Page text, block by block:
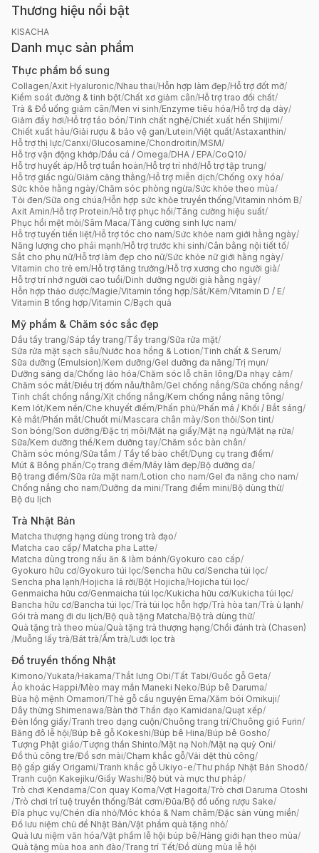
Thương hiệu nổi bật
KISACHA
Danh mục sản phẩm
Thực phẩm bổ sung
Collagen/Axit Hyaluronic/Nhau thai/Hỗn hợp làm đẹp/Hỗ trợ đốt mỡ/
Kiểm soát đường & tinh bột/Chất xơ giảm cân/Hỗ trợ trao đổi chất/
Trà & Đồ uống giảm cân/Men vi sinh/Enzyme tiêu hóa/Hỗ trợ dạ dày/
Giảm đầy hơi/Hỗ trợ táo bón/Tinh chất nghệ/Chiết xuất hến Shijimi/
Chiết xuất hàu/Giải rượu & bảo vệ gan/Lutein/Việt quất/Astaxanthin/
Hỗ trợ thị lực/Canxi/Glucosamine/Chondroitin/MSM/
Hỗ trợ vận động khớp/Dầu cá / Omega/DHA / EPA/CoQ10/
Hỗ trợ huyết áp/Hỗ trợ tuần hoàn/Hỗ trợ trí nhớ/Hỗ trợ tập trung/
Hỗ trợ giấc ngủ/Giảm căng thẳng/Hỗ trợ miễn dịch/Chống oxy hóa/
Sức khỏe hằng ngày/Chăm sóc phòng ngừa/Sức khỏe theo mùa/
Tỏi đen/Sữa ong chúa/Hỗn hợp sức khỏe truyền thống/Vitamin nhóm B/
Axit Amin/Hỗ trợ Protein/Hỗ trợ phục hồi/Tăng cường hiệu suất/
Phục hồi mệt mỏi/Sâm Maca/Tăng cường sinh lực nam/
Hỗ trợ tuyến tiền liệt/Hỗ trợ tóc cho nam/Sức khỏe nam giới hằng ngày/
Năng lượng cho phái mạnh/Hỗ trợ trước khi sinh/Cân bằng nội tiết tố/
Sắt cho phụ nữ/Hỗ trợ làm đẹp cho nữ/Sức khỏe nữ giới hằng ngày/
Vitamin cho trẻ em/Hỗ trợ tăng trưởng/Hỗ trợ xương cho người già/
Hỗ trợ trí nhớ người cao tuổi/Dinh dưỡng người già hằng ngày/
Hỗn hợp thảo dược/Magie/Vitamin tổng hợp/Sắt/Kẽm/Vitamin D / E/
Vitamin B tổng hợp/Vitamin C/Bạch quả
Mỹ phẩm & Chăm sóc sắc đẹp
Dầu tẩy trang/Sáp tẩy trang/Tẩy trang/Sữa rửa mặt/
Sữa rửa mặt sạch sâu/Nước hoa hồng & Lotion/Tinh chất & Serum/
Sữa dưỡng (Emulsion)/Kem dưỡng/Gel dưỡng đa năng/Trị mụn/
Dưỡng sáng da/Chống lão hóa/Chăm sóc lỗ chân lông/Da nhạy cảm/
Chăm sóc mắt/Điều trị đốm nâu/thâm/Gel chống nắng/Sữa chống nắng/
Tinh chất chống nắng/Xịt chống nắng/Kem chống nắng nâng tông/
Kem lót/Kem nền/Che khuyết điểm/Phấn phủ/Phấn má / Khối / Bắt sáng/
Kẻ mắt/Phấn mắt/Chuốt mi/Mascara chân mày/Son thỏi/Son tint/
Son bóng/Son dưỡng/Đặc trị môi/Mặt nạ giấy/Mặt nạ ngủ/Mặt nạ rửa/
Sữa/Kem dưỡng thể/Kem dưỡng tay/Chăm sóc bàn chân/
Chăm sóc móng/Sữa tắm / Tẩy tế bào chết/Dụng cụ trang điểm/
Mút & Bông phấn/Cọ trang điểm/Máy làm đẹp/Bộ dưỡng da/
Bộ trang điểm/Sữa rửa mặt nam/Lotion cho nam/Gel đa năng cho nam/
Chống nắng cho nam/Dưỡng da mini/Trang điểm mini/Bộ dùng thử/
Bộ du lịch
Trà Nhật Bản
Matcha thượng hạng dùng trong trà đạo/
Matcha cao cấp/ Matcha pha Latte/
Matcha dùng trong nấu ăn & làm bánh/Gyokuro cao cấp/
Gyokuro hữu cơ/Gyokuro túi lọc/Sencha hữu cơ/Sencha túi lọc/
Sencha pha lạnh/Hojicha lá rời/Bột Hojicha/Hojicha túi lọc/
Genmaicha hữu cơ/Genmaicha túi lọc/Kukicha hữu cơ/Kukicha túi lọc/
Bancha hữu cơ/Bancha túi lọc/Trà túi lọc hỗn hợp/Trà hòa tan/Trà ủ lạnh/
Gói trà mang đi du lịch/Bộ quà tặng Matcha/Bộ trà dùng thử/
Quà tặng trà theo mùa/Quà tặng trà thượng hạng/Chổi đánh trà (Chasen)
/Muỗng lấy trà/Bát trà/Ấm trà/Lưới lọc trà
Đồ truyền thống Nhật
Kimono/Yukata/Hakama/Thắt lưng Obi/Tất Tabi/Guốc gỗ Geta/
Áo khoác Happi/Mèo may mắn Maneki Neko/Búp bê Daruma/
Bùa hộ mệnh Omamori/Thẻ gỗ cầu nguyện Ema/Xăm bói Omikuji/
Dây thừng Shimenawa/Bàn thờ Thần đạo Kamidana/Quạt xếp/
Đèn lồng giấy/Tranh treo dạng cuộn/Chuông trang trí/Chuông gió Furin/
Băng đô lễ hội/Búp bê gỗ Kokeshi/Búp bê Hina/Búp bê Gosho/
Tượng Phật giáo/Tượng thần Shinto/Mặt nạ Noh/Mặt nạ quỷ Oni/
Đồ thủ công tre/Đồ sơn mài/Chạm khắc gỗ/Vải dệt thủ công/
Bộ gấp giấy Origami/Tranh khắc gỗ Ukiyo-e/Thư pháp Nhật Bản Shodō/
Tranh cuộn Kakejiku/Giấy Washi/Bộ bút và mực thư pháp/
Trò chơi Kendama/Con quay Koma/Vợt Hagoita/Trò chơi Daruma Otoshi
/Trò chơi trí tuệ truyền thống/Bát cơm/Đũa/Bộ đồ uống rượu Sake/
Đĩa phục vụ/Chén dĩa nhỏ/Móc khóa & Nam châm/Đặc sản vùng miền/
Đồ lưu niệm chủ đề Nhật Bản/Vật phẩm quà tặng nhỏ/
Quà lưu niệm văn hóa/Vật phẩm lễ hội búp bê/Hàng giới hạn theo mùa/
Quà tặng mùa hoa anh đào/Trang trí Tết/Đồ dùng mùa lễ hội